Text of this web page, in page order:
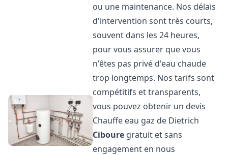
ou une maintenance. Nos délais
d'intervention sont très courts,
souvent dans les 24 heures,
pour vous assurer que vous
n'êtes pas privé d'eau chaude
trop longtemps. Nos tarifs sont
compétitifs et transparents,
vous pouvez obtenir un devis
Chauffe eau gaz de Dietrich
Ciboure gratuit et sans
engagement en nous